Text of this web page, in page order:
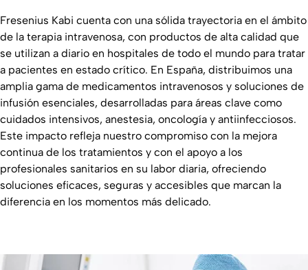
Fresenius Kabi cuenta con una sólida trayectoria en el ámbito
de la terapia intravenosa, con productos de alta calidad que
se utilizan a diario en hospitales de todo el mundo para tratar
a pacientes en estado crítico. En España, distribuimos una
amplia gama de medicamentos intravenosos y soluciones de
infusión esenciales, desarrolladas para áreas clave como
cuidados intensivos, anestesia, oncología y antiinfecciosos.
Este impacto refleja nuestro compromiso con la mejora
continua de los tratamientos y con el apoyo a los
profesionales sanitarios en su labor diaria, ofreciendo
soluciones eficaces, seguras y accesibles que marcan la
diferencia en los momentos más delicado.